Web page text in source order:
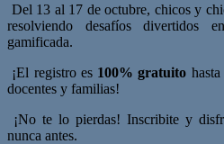
Del 13 al 17 de octubre, chicos y
resolviendo desafíos divertidos
gamificada.
¡El registro es 100% gratuito
docentes y familias!
¡No te lo pierdas! Inscribite y
nunca antes.